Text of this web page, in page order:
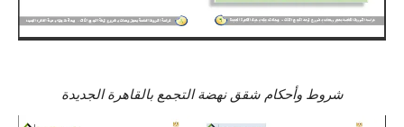
شروط وأحكام شقق نهضة التجمع بالقاهرة الجديدة